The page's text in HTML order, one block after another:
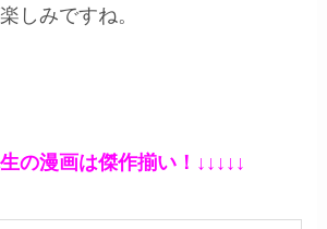
しみですね。
の漫画は傑作揃い！↓↓↓↓↓